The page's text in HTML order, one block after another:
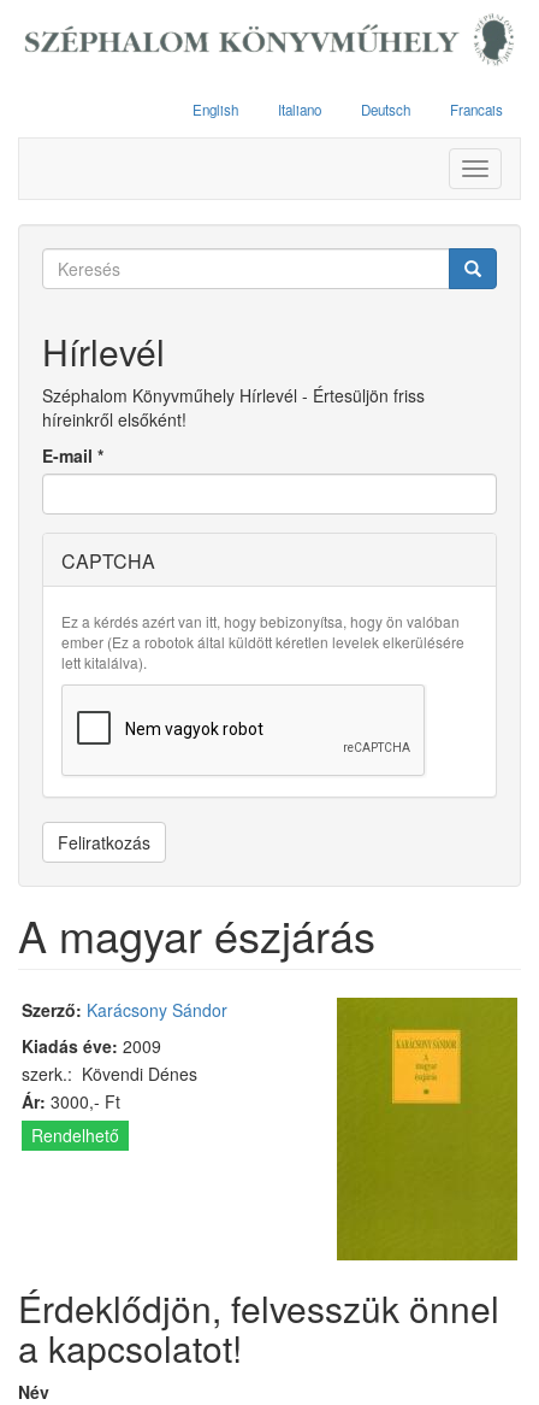
English Italiano Deutsch Francais
Toggle
Keresés
Hírlevél
Széphalom Könyvműhely Hírlevél - Értesüljön friss
híreinkről elsőként!
E-mail *
CAPTCHA
Ez a kérdés azért van itt, hogy bebizonyítsa, hogy ön valóban
ember (Ez a robotok által küldött kéretlen levelek elkerülésére
lett kitalálva).
Feliratkozás
A magyar észjárás
Szerző: Karácsony Sándor
Kiadás éve: 2009
szerk.: Kövendi Dénes
Ár: 3000,- Ft
Rendelhető
Érdeklődjön, felvesszük önnel
a kapcsolatot!
Név